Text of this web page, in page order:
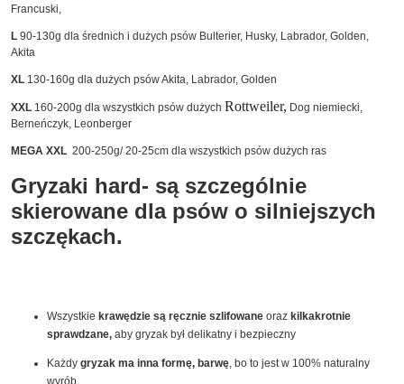
Francuski,
L 90-130g dla średnich i dużych psów Bulterier, Husky, Labrador, Golden,
Akita
XL 130-160g dla dużych psów Akita, Labrador, Golden
XXL 160-200g dla wszystkich psów dużych Rottweiler, Dog niemiecki,
Berneńczyk, Leonberger
MEGA XXL 200-250g/ 20-25cm dla wszystkich psów dużych ras
Gryzaki hard- są szczególnie
skierowane dla psów o silniejszych
szczękach.
Wszystkie krawędzie są ręcznie szlifowane oraz kilkakrotnie
sprawdzane, aby gryzak był delikatny i bezpieczny
Każdy gryzak ma inna formę, barwę , bo to jest w 100% naturalny
wyrób